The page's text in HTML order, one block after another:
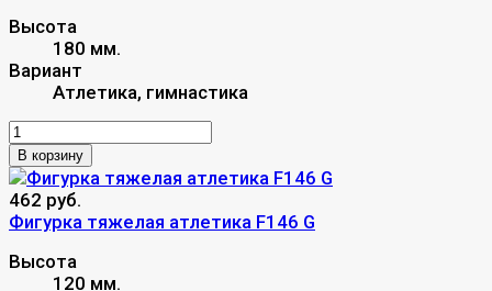
Высота
180 мм.
Вариант
Атлетика, гимнастика
В корзину
462 руб.
Фигурка тяжелая атлетика F146 G
Высота
120 мм.